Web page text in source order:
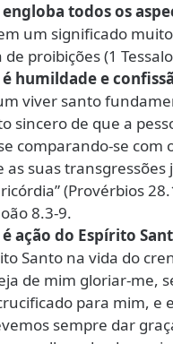
todos os
um significado
proibições (1
humildade e
viver santo
sincero de que a
comparando-se com
as suas
(Provérbios
8.3-9.
ação do Espírito
Santo na vida do
de mim gloriar-me,
para mim, e
sempre dar